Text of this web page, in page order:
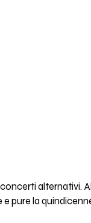
alternativi.
pure la